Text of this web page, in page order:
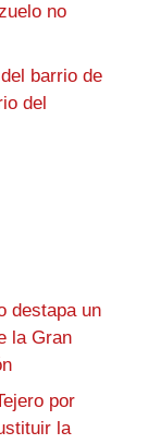
no
barrio de
del
destapa un
la Gran
por
la